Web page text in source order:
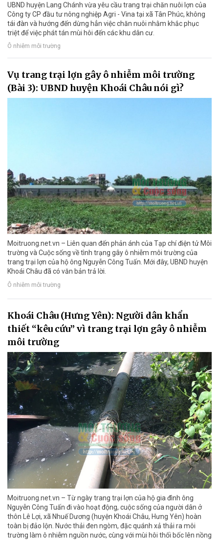
UBND huyện Lang Chánh vừa yêu cầu trang trại chăn nuôi lợn của
Công ty CP đầu tư nông nghiệp Agri - Vina tại xã Tân Phúc, không
tái đàn và hướng đến dừng hẳn việc chăn nuôi nhằm khắc phục
triệt để việc phát tán mùi hôi đến các khu dân cư.
Ô nhiễm môi trường
Vụ trang trại lợn gây ô nhiễm môi trường
(Bài 3): UBND huyện Khoái Châu nói gì?
Moitruong.net.vn – Liên quan đến phản ánh của Tạp chí điện tử Môi
trường và Cuộc sống về tình trạng gây ô nhiễm môi trường của
trang trại lợn của hộ ông Nguyễn Công Tuấn. Mới đây, UBND huyện
Khoái Châu đã có văn bản trả lời.
Ô nhiễm môi trường
Khoái Châu (Hưng Yên): Người dân khẩn
thiết “kêu cứu” vì trang trại lợn gây ô nhiễm
môi trường
Moitruong.net.vn – Từ ngày trang trại lợn của hộ gia đình ông
Nguyễn Công Tuấn đi vào hoạt động, cuộc sống của người dân ở
thôn Lê Lợi, xã Nhuế Dương (huyện Khoái Châu, Hưng Yên) hoàn
toàn bị đảo lộn. Nước thải đen ngòm, đặc quánh xả thải ra môi
trường làm ô nhiễm nguồn nước, cùng với mùi hôi thối bốc lên nồng